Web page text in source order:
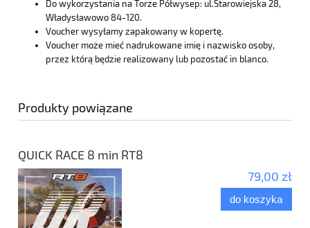
Do wykorzystania na Torze Półwysep: ul.Starowiejska 28,
Władysławowo 84-120.
Voucher wysyłamy zapakowany w kopertę.
Voucher może mieć nadrukowane imię i nazwisko osoby,
przez którą będzie realizowany lub pozostać in blanco.
Produkty powiązane
QUICK RACE 8 min RT8
79,00 zł
do koszyka